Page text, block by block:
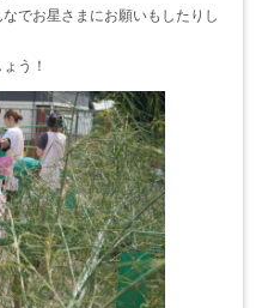
でお星さまにお願いもしたりし
う！